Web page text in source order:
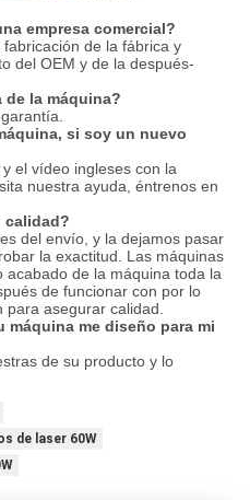
empresa comercial?
de la fábrica y
del OEM y de la después-
de la máquina?
si soy un nuevo
el vídeo ingleses con la
nuestra ayuda, éntrenos en
calidad?
del envío, y la dejamos pasar
la exactitud. Las máquinas
de la máquina toda la
de funcionar con por lo
asegurar calidad.
máquina me diseño para mi
de su producto y lo
de laser 60W